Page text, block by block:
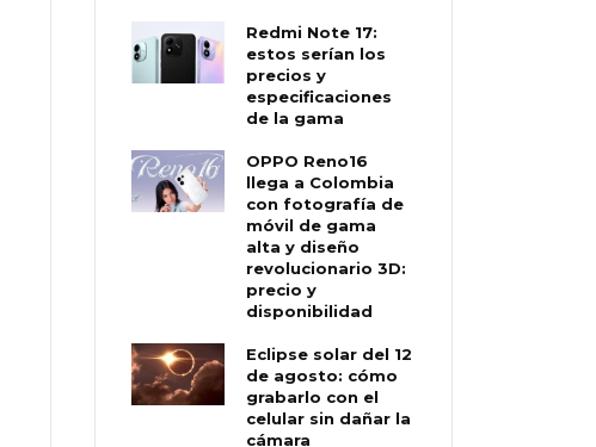
Redmi Note 17:
estos serían los
precios y
especificaciones
de la gama
OPPO Reno16
llega a Colombia
con fotografía de
móvil de gama
alta y diseño
revolucionario 3D:
precio y
disponibilidad
Eclipse solar del 12
de agosto: cómo
grabarlo con el
celular sin dañar la
cámara